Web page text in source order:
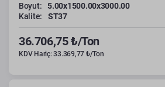
Boyut:
5.00x1500.00x3000.00
Kalite:
ST37
36.706,75 ₺/Ton
KDV Hariç: 33.369,77 ₺/Ton